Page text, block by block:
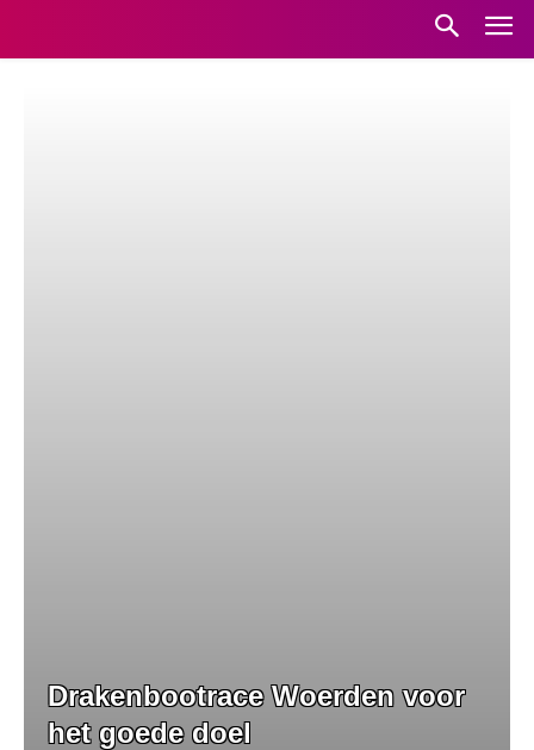
Drakenbootrace Woerden voor
het goede doel